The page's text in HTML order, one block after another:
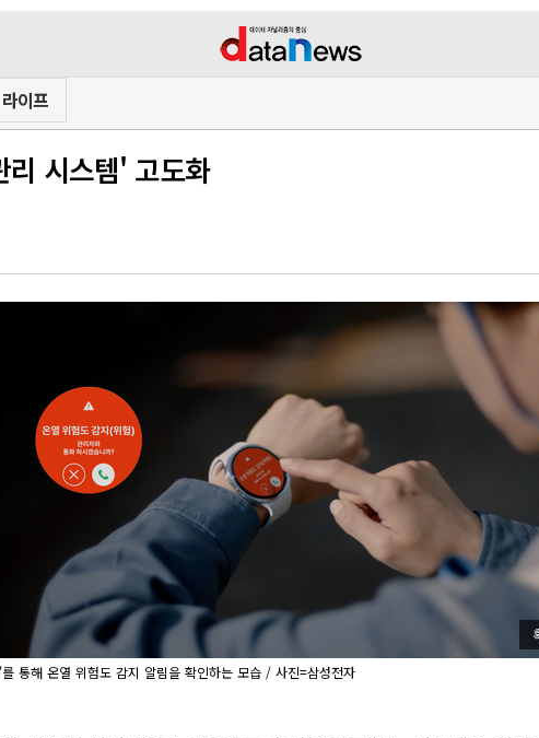
라이프
시스템' 고도화
통해 온열 위험도 감지 알림을 확인하는 모습 / 사진=삼성전자